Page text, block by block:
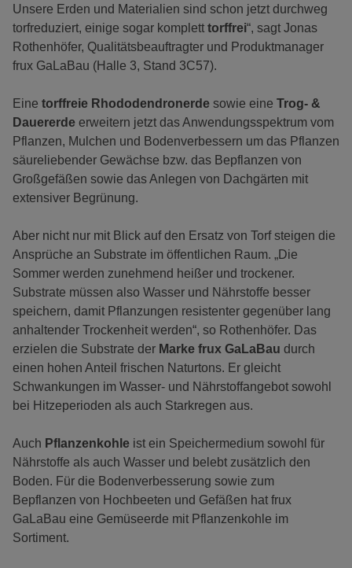
Unsere Erden und Materialien sind schon jetzt durchweg
torfreduziert, einige sogar komplett torffrei“, sagt Jonas
Rothenhöfer, Qualitätsbeauftragter und Produktmanager
frux GaLaBau (Halle 3, Stand 3C57).
Eine torffreie Rhododendronerde sowie eine Trog- &
Dauererde erweitern jetzt das Anwendungsspektrum vom
Pflanzen, Mulchen und Bodenverbessern um das Pflanzen
säureliebender Gewächse bzw. das Bepflanzen von
Großgefäßen sowie das Anlegen von Dachgärten mit
extensiver Begrünung.
Aber nicht nur mit Blick auf den Ersatz von Torf steigen die
Ansprüche an Substrate im öffentlichen Raum. „Die
Sommer werden zunehmend heißer und trockener.
Substrate müssen also Wasser und Nährstoffe besser
speichern, damit Pflanzungen resistenter gegenüber lang
anhaltender Trockenheit werden“, so Rothenhöfer. Das
erzielen die Substrate der Marke frux GaLaBau durch
einen hohen Anteil frischen Naturtons. Er gleicht
Schwankungen im Wasser- und Nährstoffangebot sowohl
bei Hitzeperioden als auch Starkregen aus.
Auch Pflanzenkohle ist ein Speichermedium sowohl für
Nährstoffe als auch Wasser und belebt zusätzlich den
Boden. Für die Bodenverbesserung sowie zum
Bepflanzen von Hochbeeten und Gefäßen hat frux
GaLaBau eine Gemüseerde mit Pflanzenkohle im
Sortiment.